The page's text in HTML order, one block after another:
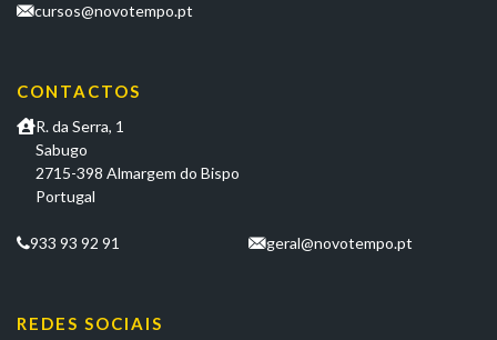
cursos@novotempo.pt
CONTACTOS
R. da Serra, 1
Sabugo
2715-398 Almargem do Bispo
Portugal
933 93 92 91 geral@novotempo.pt
REDES SOCIAIS